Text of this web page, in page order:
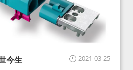
2021-03-25
今生